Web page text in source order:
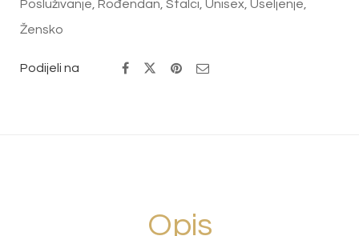
Posluživanje Rođendan Stalci Unisex Useljenje
Žensko
Podijeli na
Opis